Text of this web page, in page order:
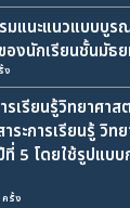
แนะแนวแบบบูร
องนักเรียนชั้นมัธ
ง
รียนรู้วิทยาศาส
ะการเรียนรู้ วิท
5 โดยใช้รูปแบ
ครั้ง